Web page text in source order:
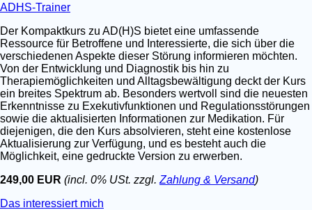
ADHS-Trainer
Der Kompaktkurs zu AD(H)S bietet eine umfassende
Ressource für Betroffene und Interessierte, die sich über die
verschiedenen Aspekte dieser Störung informieren möchten.
Von der Entwicklung und Diagnostik bis hin zu
Therapiemöglichkeiten und Alltagsbewältigung deckt der Kurs
ein breites Spektrum ab. Besonders wertvoll sind die neuesten
Erkenntnisse zu Exekutivfunktionen und Regulationsstörungen
sowie die aktualisierten Informationen zur Medikation. Für
diejenigen, die den Kurs absolvieren, steht eine kostenlose
Aktualisierung zur Verfügung, und es besteht auch die
Möglichkeit, eine gedruckte Version zu erwerben.
249,00 EUR (incl. 0% USt. zzgl. Zahlung & Versand)
Das interessiert mich